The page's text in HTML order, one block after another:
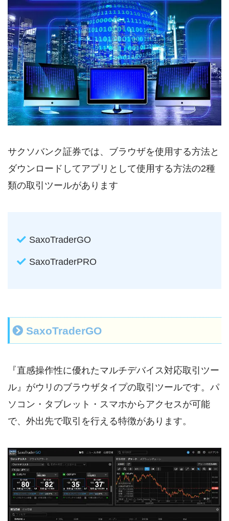
サクソバンク証券では、ブラウザを使用する方法と
ダウンロードしてアプリとして使用する方法の2種
類の取引ツールがあります
SaxoTraderGO
SaxoTraderPRO
SaxoTraderGO
『直感操作性に優れたマルチデバイス対応取引ツー
ル』がウリのブラウザタイプの取引ツールです。パ
ソコン・タブレット・スマホからアクセスが可能
で、外出先で取引を行える特徴があります。